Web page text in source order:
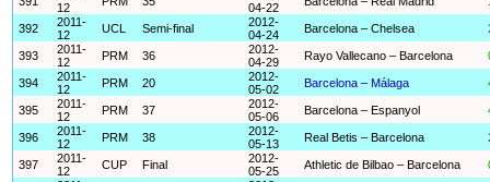
12
04-22
392
2011-
12
UCL Semi-final
2012-
04-24
Barcelona – Chelsea
393
2011-
12
PRM 36
2012-
04-29
Rayo Vallecano – Barcelona
394
2011-
12
PRM 20
2012-
05-02
Barcelona – Málaga
395
2011-
12
PRM 37
2012-
05-06
Barcelona – Espanyol
396
2011-
12
PRM 38
2012-
05-13
Real Betis – Barcelona
397
2011-
12
CUP Final
2012-
05-25
Athletic de Bilbao – Barcelona